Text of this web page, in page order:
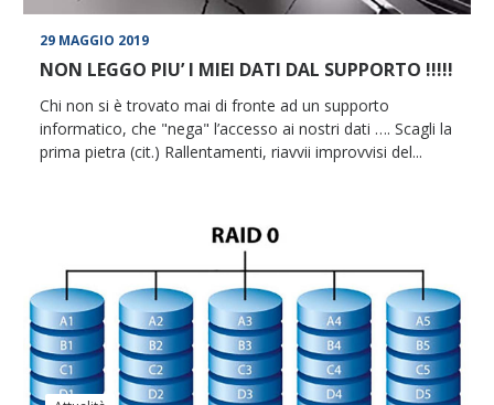
29 MAGGIO 2019
NON LEGGO PIU’ I MIEI DATI DAL SUPPORTO !!!!!
Chi non si è trovato mai di fronte ad un supporto
informatico, che "nega" l’accesso ai nostri dati …. Scagli la
prima pietra (cit.) Rallentamenti, riavvii improvvisi del...